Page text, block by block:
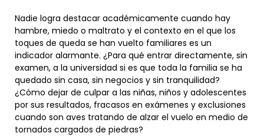
Nadie logra destacar académicamente cuando hay
hambre, miedo o maltrato y el contexto en el que los
toques de queda se han vuelto familiares es un
indicador alarmante. ¿Para qué entrar directamente, sin
examen, a la universidad si es que toda la familia se ha
quedado sin casa, sin negocios y sin tranquilidad?
¿Cómo dejar de culpar a las niñas, niños y adolescentes
por sus resultados, fracasos en exámenes y exclusiones
cuando son aves tratando de alzar el vuelo en medio de
tornados cargados de piedras?